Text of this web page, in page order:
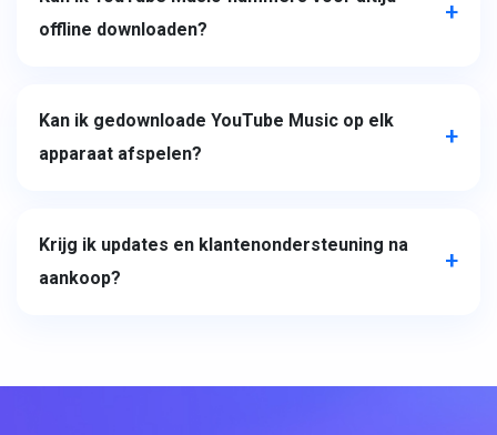
offline downloaden?
Kan ik gedownloade YouTube Music op elk
apparaat afspelen?
Krijg ik updates en klantenondersteuning na
aankoop?